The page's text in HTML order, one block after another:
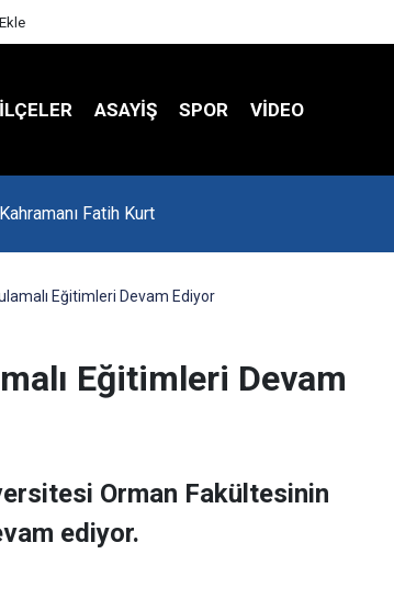
İLÇELER ASAYİŞ SPOR VIDEO
Eğlencesinde Kavga Çıktı
Eğitimleri Devam Ediyor
Eğitimleri Devam
Orman Fakültesinin
ediyor.